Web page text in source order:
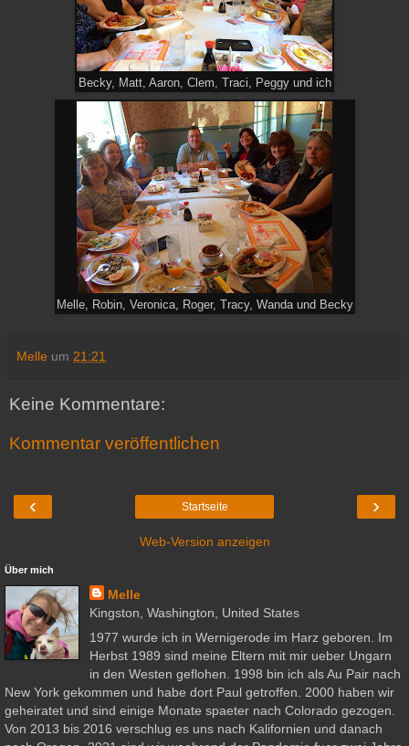
Becky, Matt, Aaron, Clem, Traci, Peggy und ich
Melle, Robin, Veronica, Roger, Tracy, Wanda und Becky
Melle um 21:21
Keine Kommentare:
Kommentar veröffentlichen
‹ ›
Startseite
Web-Version anzeigen
Über mich
Melle
Kingston, Washington, United States
1977 wurde ich in Wernigerode im Harz geboren. Im
Herbst 1989 sind meine Eltern mit mir ueber Ungarn
in den Westen geflohen. 1998 bin ich als Au Pair nach
New York gekommen und habe dort Paul getroffen. 2000 haben wir
geheiratet und sind einige Monate spaeter nach Colorado gezogen.
Von 2013 bis 2016 verschlug es uns nach Kalifornien und danach